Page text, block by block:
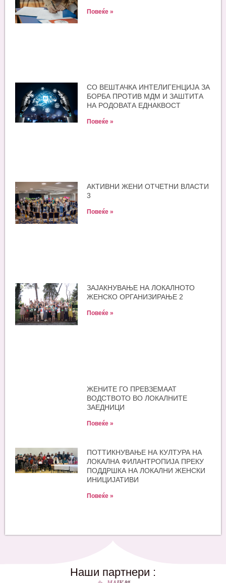
Повеќе »
СО ВЕШТАЧКА ИНТЕЛИГЕНЦИЈА ЗА
БОРБА ПРОТИВ МДМ И ЗАШТИТА
НА РОДОВАТА ЕДНАКВОСТ
Повеќе »
АКТИВНИ ЖЕНИ ОТЧЕТНИ ВЛАСТИ
3
Повеќе »
ЗАЈАКНУВАЊЕ НА ЛОКАЛНОТО
ЖЕНСКО ОРГАНИЗИРАЊЕ 2
Повеќе »
ЖЕНИТЕ ГО ПРЕВЗЕМААТ
ВОДСТВОТО ВО ЛОКАЛНИТЕ
ЗАЕДНИЦИ
Повеќе »
ПОТТИКНУВАЊЕ НА КУЛТУРА НА
ЛОКАЛНА ФИЛАНТРОПИЈА ПРЕКУ
ПОДДРШКА НА ЛОКАЛНИ ЖЕНСКИ
ИНИЦИЈАТИВИ
Повеќе »
Наши партнери :